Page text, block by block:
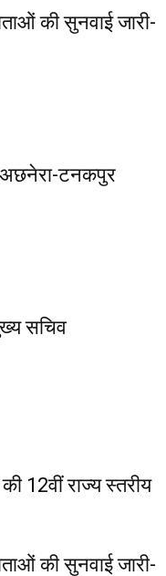
की सुनवाई जारी-
टनकपुर
सचिव
12वीं राज्य स्तरीय
की सुनवाई जारी-